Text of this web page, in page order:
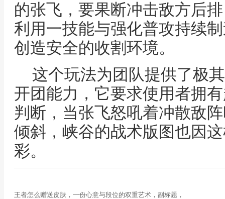
的张飞，要果断冲击敌方后
利用一技能与强化普攻持续
创造安全的收割环境。
这个玩法为团队提供了极
开团能力，它要求使用者拥
判断，当张飞怒吼着冲散敌
倾斜，峡谷的战术版图也因
彩。
王者怎么赠送皮肤，一份心意与段位的双重艺术，副标题，